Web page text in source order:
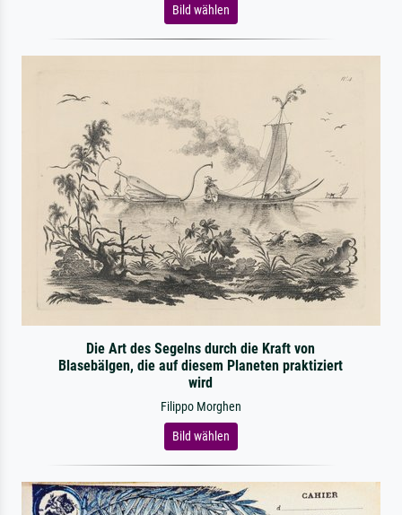
Bild wählen
Die Art des Segelns durch die Kraft von
Blasebälgen, die auf diesem Planeten praktiziert
wird
Filippo Morghen
Bild wählen